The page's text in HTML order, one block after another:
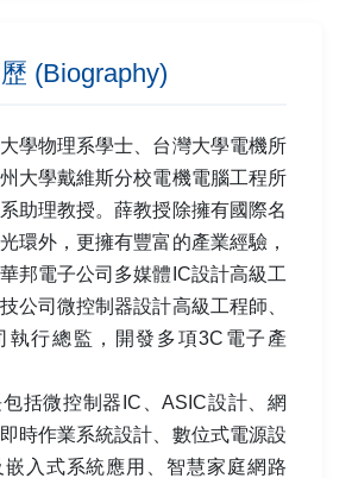
(Biography)
學物理系學士、台灣大學電機所
大學戴維斯分校電機電腦工程所
助理教授。薛教授除擁有國際名
環外，更擁有豐富的產業經驗，
邦電子公司多媒體IC設計高級工
公司微控制器設計高級工程師、
執行總監，開發多項3C電子產
括微控制器IC、ASIC設計、網
時作業系統設計、數位式電源設
入式系統應用、智慧家庭網路